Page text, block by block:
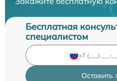
Бесплатная
специалистом
Оставить